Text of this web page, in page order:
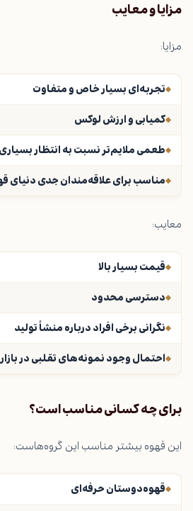
مزایا و معایب
مزایا:
تجربه‌ای بسیار خاص و متفاوت
کمیابی و ارزش لوکس
طعمی ملایم‌تر نسبت به انتظار بسیاری
مناسب برای علاقه‌مندان جدی دنیای
معایب:
قیمت بسیار بالا
دسترسی محدود
نگرانی برخی افراد درباره منشأ تولید
احتمال وجود نمونه‌های تقلبی در بازار
برای چه کسانی مناسب است؟
این قهوه بیشتر مناسب این گروه‌هاست:
قهوه‌دوستان حرفه‌ای